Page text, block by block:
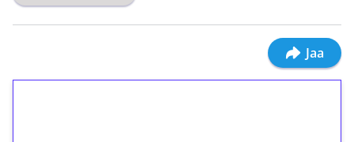
Jaa